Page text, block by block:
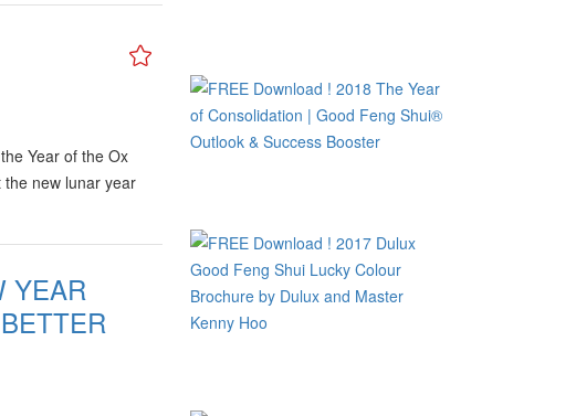
Year of the Ox
new lunar year
YEAR